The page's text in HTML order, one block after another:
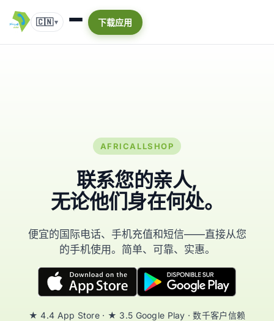
🇨🇳▾ 下载应用
AFRICALLSHOP
联系您的亲人,
无论他们身在何处。
便宜的国际电话、手机充值和短信——直接从您
的手机使用。简单、可靠、实惠。
★ 4.4 App Store · ★ 3.5 Google Play · 数千客户信赖